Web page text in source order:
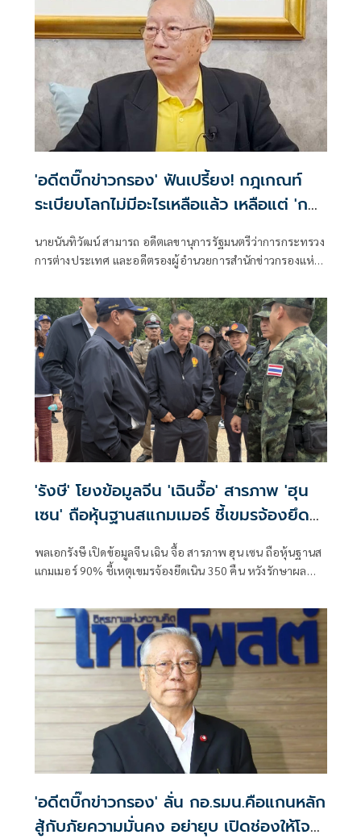
'อดีตบิ๊กข่าวกรอง' ฟันเปรี้ยง! กฎเกณท์
ระเบียบโลกไม่มีอะไรเหลือแล้ว เหลือแต่ 'กฎ
นายนันทิวัฒน์ สามารถ อดีตเลขานุการรัฐมนตรีว่าการกระทรวง
การต่างประเทศ และอดีตรองผู้อำนวยการสำนักข่าวกรองแห่ง
'รังษี' โยงข้อมูลจีน 'เฉินจื้อ' สารภาพ 'ฮุน
เซน' ถือหุ้นฐานสแกมเมอร์ ชี้เขมรจ้องยึด
พลเอกรังษี เปิดข้อมูลจีน เฉิน จื้อ สารภาพ ฮุน เซน ถือหุ้นฐานส
แกมเมอร์ 90% ชี้เหตุเขมรจ้องยึดเนิน 350 คืน หวังรักษาผล
'อดีตบิ๊กข่าวกรอง' ลั่น กอ.รมน.คือแกนหลัก
สู้กับภัยความมั่นคง อย่ายุบ เปิดช่องให้โจร